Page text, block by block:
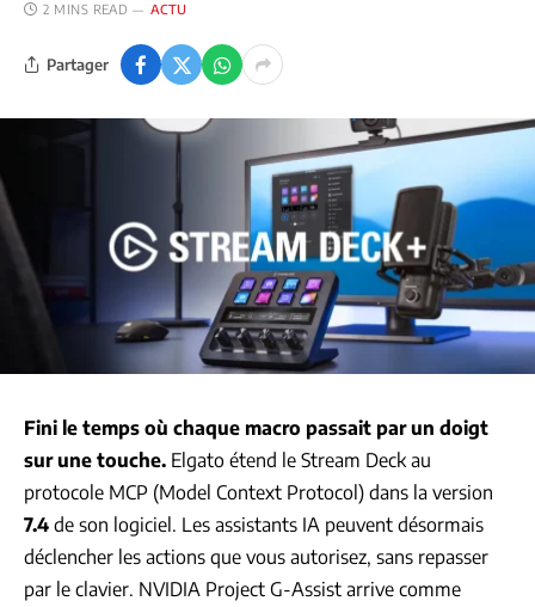
2 MINS READ
ACTU
Partager
Fini le temps où chaque macro passait par un doigt
sur une touche. Elgato étend le Stream Deck au
protocole MCP (Model Context Protocol) dans la version
7.4 de son logiciel. Les assistants IA peuvent désormais
déclencher les actions que vous autorisez, sans repasser
par le clavier. NVIDIA Project G-Assist arrive comme